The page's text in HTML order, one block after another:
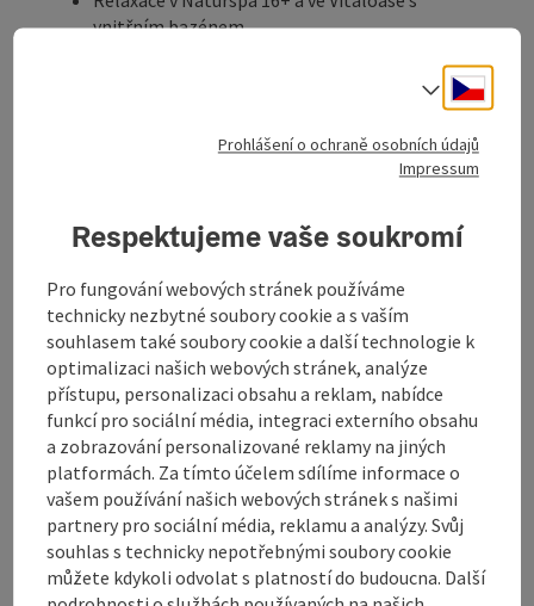
vnitřním bazénem
REZERVOVALI již při rezervaci.
Možné termíny příjezdu
Rezervace / poptávka
od ceny
€ 541,00 na osobu
možnost rezervace od 1 osoby
Cestovní období (01.03.2026 - 21.12.2027)
od
do
Cesky
Volba
Prohlášení o ochraně osobních údajů
Impressum
Respektujeme vaše soukromí
Pro fungování webových stránek používáme
technicky nezbytné soubory cookie a s vaším
souhlasem také soubory cookie a další technologie k
optimalizaci našich webových stránek, analýze
přístupu, personalizaci obsahu a reklam, nabídce
funkcí pro sociální média, integraci externího obsahu
a zobrazování personalizované reklamy na jiných
platformách. Za tímto účelem sdílíme informace o
vašem používání našich webových stránek s našimi
partnery pro sociální média, reklamu a analýzy. Svůj
souhlas s technicky nepotřebnými soubory cookie
můžete kdykoli odvolat s platností do budoucna. Další